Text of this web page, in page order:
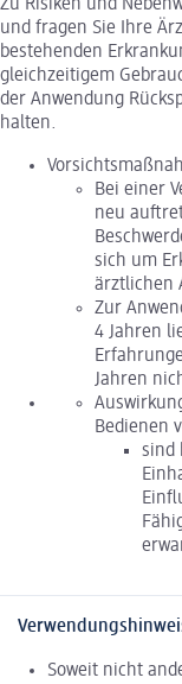
Zu Risiken und
und fragen Sie Ihre
bestehenden
gleichzeitigem
der Anwendung
halten.
Bei einer
neu
sich um
ärztlichen
Zur
4 Jahren
Jahren
Bedienen
sind
Soweit nicht